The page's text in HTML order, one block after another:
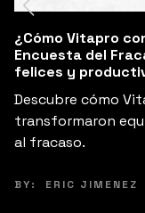
¿Pueden los
negocio en 6
Descubre cómo
reunieron a líderes
en Morelia para